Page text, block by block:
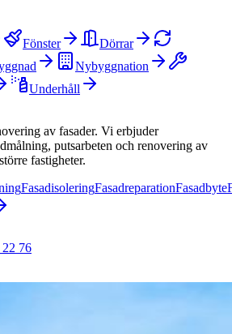
Fönster
Dörrar
Nybyggnation
Underhåll
av fasader. Vi erbjuder
putsarbeten och renovering av
fastigheter.
FasadisoleringFasadreparationFasadbyte
76